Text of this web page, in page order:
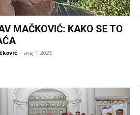
MAČKOVIĆ: KAKO SE TO
- avg 1, 2026